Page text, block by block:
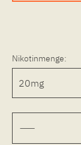
Nikotinmenge: